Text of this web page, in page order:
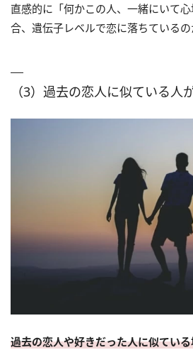
直感的に「何かこの人、一緒にいて
合、遺伝子レベルで恋に落ちているの
（3）過去の恋人に似ている人
過去の恋人や好きだった人に似てい